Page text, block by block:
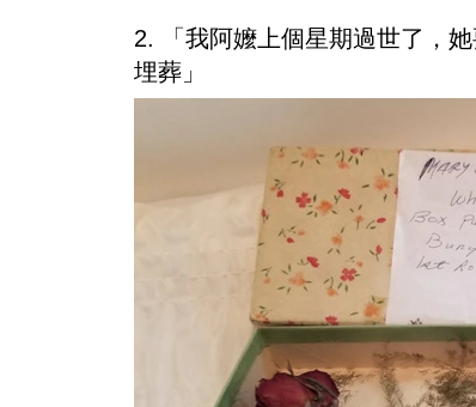
2. 「我阿嬤上個星期過世了，
埋葬」